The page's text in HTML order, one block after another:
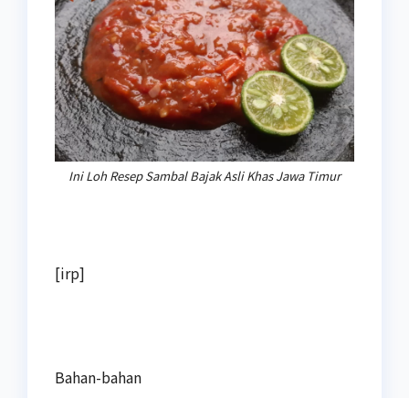
Ini Loh Resep Sambal Bajak Asli Khas Jawa Timur
[irp]
Bahan-bahan